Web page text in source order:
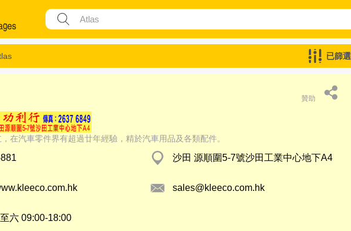
已篩選
贊助
在汽車零件界有超過廿年經驗，精於汽車用品及各類配件。
沙田 源順圍5-7號沙田工業中心地下A4
sales@kleeco.com.hk
六 09:00-18:00